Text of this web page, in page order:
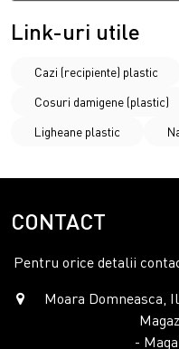
Link-uri utile
Cazi (recipiente) plastic
Cosuri damigene (plastic)
Ligheane plastic
CONTACT
Pentru orice detalii
Moara Domneasca,
-